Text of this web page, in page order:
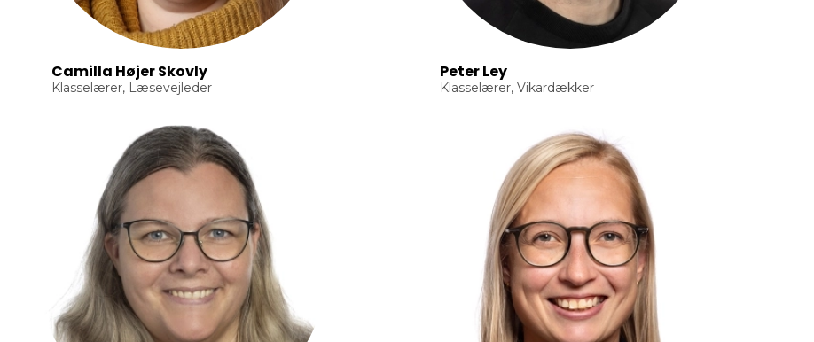
Camilla Højer Skovly
Klasselærer, Læsevejleder
Peter Ley
Klasselærer, Vikardækker